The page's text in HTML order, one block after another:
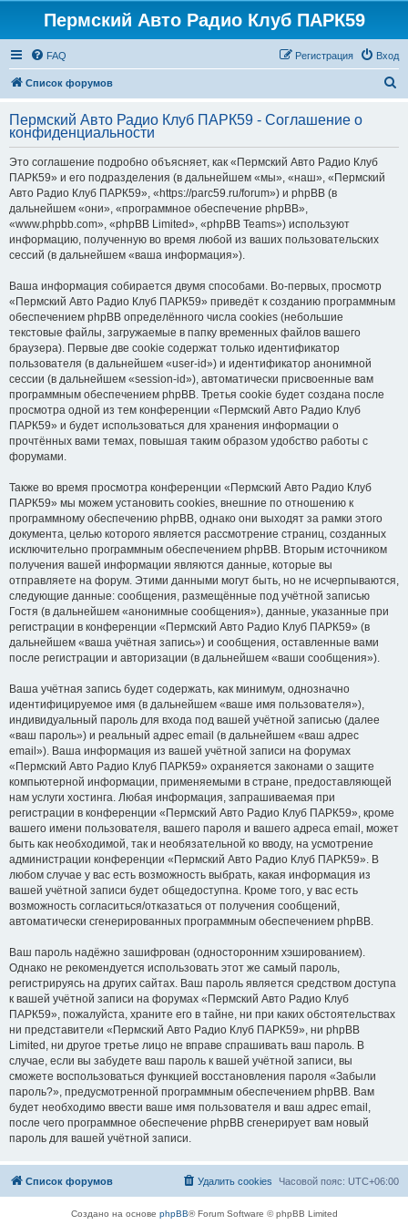
Пермский Авто Радио Клуб ПАРК59
FAQ Вход
Регистрация
Список форумов
с
Пермский Авто Радио Клуб ПАРК59 - Соглашение о
конфиденциальности
Это соглашение подробно объясняет, как «Пермский Авто Радио Клуб
ПАРК59» и его подразделения (в дальнейшем «мы», «наш», «Пермский
Авто Радио Клуб ПАРК59», «https://parc59.ru/forum») и phpBB (в
дальнейшем «они», «программное обеспечение phpBB»,
«www.phpbb.com», «phpBB Limited», «phpBB Teams») используют
информацию, полученную во время любой из ваших пользовательских
сессий (в дальнейшем «ваша информация»).
Ваша информация собирается двумя способами. Во-первых, просмотр
«Пермский Авто Радио Клуб ПАРК59» приведёт к созданию программным
обеспечением phpBB определённого числа cookies (небольшие
текстовые файлы, загружаемые в папку временных файлов вашего
браузера). Первые две cookie содержат только идентификатор
пользователя (в дальнейшем «user-id») и идентификатор анонимной
сессии (в дальнейшем «session-id»), автоматически присвоенные вам
программным обеспечением phpBB. Третья cookie будет создана после
просмотра одной из тем конференции «Пермский Авто Радио Клуб
ПАРК59» и будет использоваться для хранения информации о
прочтённых вами темах, повышая таким образом удобство работы с
форумами.
Также во время просмотра конференции «Пермский Авто Радио Клуб
ПАРК59» мы можем установить cookies, внешние по отношению к
программному обеспечению phpBB, однако они выходят за рамки этого
документа, целью которого является рассмотрение страниц, созданных
исключительно программным обеспечением phpBB. Вторым источником
получения вашей информации являются данные, которые вы
отправляете на форум. Этими данными могут быть, но не исчерпываются,
следующие данные: сообщения, размещённые под учётной записью
Гостя (в дальнейшем «анонимные сообщения»), данные, указанные при
регистрации в конференции «Пермский Авто Радио Клуб ПАРК59» (в
дальнейшем «ваша учётная запись») и сообщения, оставленные вами
после регистрации и авторизации (в дальнейшем «ваши сообщения»).
Ваша учётная запись будет содержать, как минимум, однозначно
идентифицируемое имя (в дальнейшем «ваше имя пользователя»),
индивидуальный пароль для входа под вашей учётной записью (далее
«ваш пароль») и реальный адрес email (в дальнейшем «ваш адрес
email»). Ваша информация из вашей учётной записи на форумах
«Пермский Авто Радио Клуб ПАРК59» охраняется законами о защите
компьютерной информации, применяемыми в стране, предоставляющей
нам услуги хостинга. Любая информация, запрашиваемая при
регистрации в конференции «Пермский Авто Радио Клуб ПАРК59», кроме
вашего имени пользователя, вашего пароля и вашего адреса email, может
быть как необходимой, так и необязательной ко вводу, на усмотрение
администрации конференции «Пермский Авто Радио Клуб ПАРК59». В
любом случае у вас есть возможность выбрать, какая информация из
вашей учётной записи будет общедоступна. Кроме того, у вас есть
возможность согласиться/отказаться от получения сообщений,
автоматически сгенерированных программным обеспечением phpBB.
Ваш пароль надёжно зашифрован (односторонним хэшированием).
Однако не рекомендуется использовать этот же самый пароль,
регистрируясь на других сайтах. Ваш пароль является средством доступа
к вашей учётной записи на форумах «Пермский Авто Радио Клуб
ПАРК59», пожалуйста, храните его в тайне, ни при каких обстоятельствах
ни представители «Пермский Авто Радио Клуб ПАРК59», ни phpBB
Limited, ни другое третье лицо не вправе спрашивать ваш пароль. В
случае, если вы забудете ваш пароль к вашей учётной записи, вы
сможете воспользоваться функцией восстановления пароля «Забыли
пароль?», предусмотренной программным обеспечением phpBB. Вам
будет необходимо ввести ваше имя пользователя и ваш адрес email,
после чего программное обеспечение phpBB сгенерирует вам новый
пароль для вашей учётной записи.
Список форумов Часовой пояс: UTC+06:00
Удалить cookies
Создано на основе phpBB® Forum Software © phpBB Limited